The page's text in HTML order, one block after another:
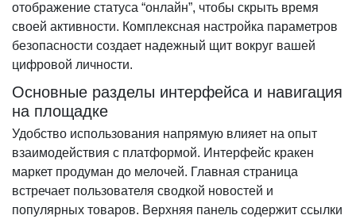
отображение статуса “онлайн”, чтобы скрыть время
своей активности. Комплексная настройка параметров
безопасности создает надежный щит вокруг вашей
цифровой личности.
Основные разделы интерфейса и навигация
на площадке
Удобство использования напрямую влияет на опыт
взаимодействия с платформой. Интерфейс кракен
маркет продуман до мелочей. Главная страница
встречает пользователя сводкой новостей и
популярных товаров. Верхняя панель содержит ссылки